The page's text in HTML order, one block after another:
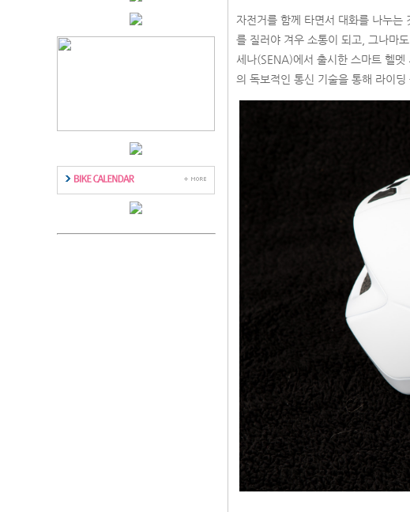
자전거를 함께 타면서 대화를 나누는
를 질러야 겨우 소통이 되고, 그나마
세나(SENA)에서 출시한 스마트 헬
의 독보적인 통신 기술을 통해 라이딩